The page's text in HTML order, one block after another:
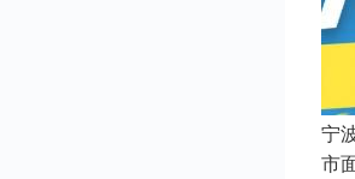
宁
市